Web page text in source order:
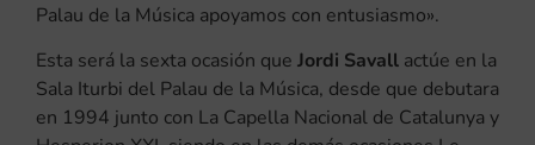
Palau de la Música apoyamos con entusiasmo».
Esta será la sexta ocasión que Jordi Savall actúe en la
Sala Iturbi del Palau de la Música, desde que debutara
en 1994 junto con La Capella Nacional de Catalunya y